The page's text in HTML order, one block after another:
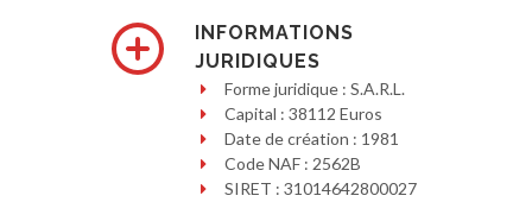
INFORMATIONS
JURIDIQUES
Forme juridique : S.A.R.L.
Capital : 38112 Euros
Date de création : 1981
Code NAF : 2562B
SIRET : 31014642800027